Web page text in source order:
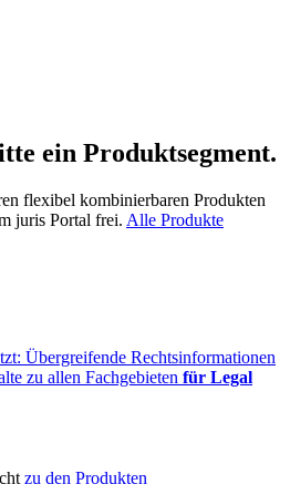
ein Produktsegment.
flexibel kombinierbaren Produkten
juris Portal frei. Alle Produkte
Übergreifende Rechtsinformationen
zu allen Fachgebieten für Legal
zu den Produkten